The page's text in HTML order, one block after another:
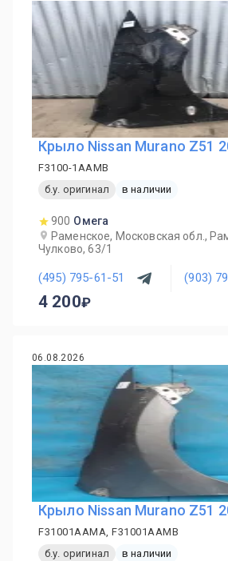
Крыло Nissan Murano Z51
F3100-1AAMB
б.у. оригинал
в наличии
900 Омега
Раменское, Московская обл.,
Чулково, 63/1
(495) 795-61-51 (903)
4 200
06.08.2026
Крыло Nissan Murano Z51
F31001AAMA, F31001AAMB
б.у. оригинал
в наличии